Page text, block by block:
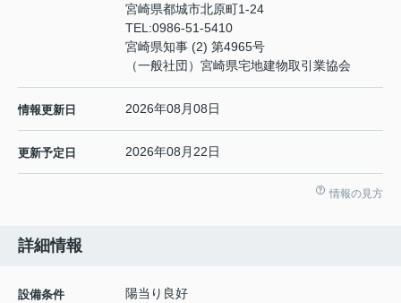
宮崎県都城市北原町1-24
TEL:0986-51-5410
宮崎県知事 (2) 第4965号
（一般社団）宮崎県宅地建物取引業協会
情報更新日 2026年08月08日
更新予定日 2026年08月22日
情報の見方
詳細情報
設備条件
陽当り良好